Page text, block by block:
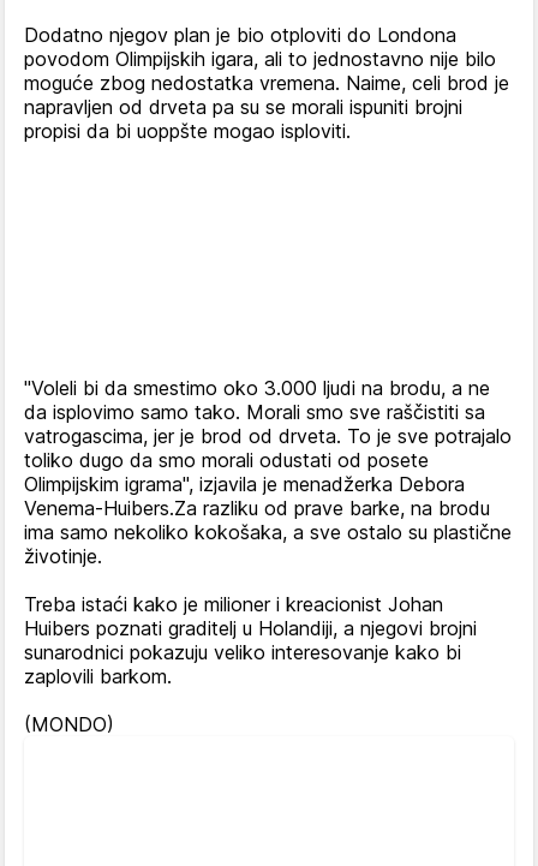
Dodatno njegov plan je bio otploviti do Londona
povodom Olimpijskih igara, ali to jednostavno nije bilo
moguće zbog nedostatka vremena. Naime, celi brod je
napravljen od drveta pa su se morali ispuniti brojni
propisi da bi uoppšte mogao isploviti.
"Voleli bi da smestimo oko 3.000 ljudi na brodu, a ne
da isplovimo samo tako. Morali smo sve raščistiti sa
vatrogascima, jer je brod od drveta. To je sve potrajalo
toliko dugo da smo morali odustati od posete
Olimpijskim igrama", izjavila je menadžerka Debora
Venema-Huibers.Za razliku od prave barke, na brodu
ima samo nekoliko kokošaka, a sve ostalo su plastične
životinje.
Treba istaći kako je milioner i kreacionist Johan
Huibers poznati graditelj u Holandiji, a njegovi brojni
sunarodnici pokazuju veliko interesovanje kako bi
zaplovili barkom.
(MONDO)